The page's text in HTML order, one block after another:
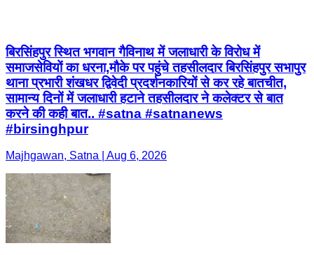
बिरसिंहपुर स्थित भगवान गैविनाथ में जलाधारी के विरोध में
समाजसेवियों का धरना,मौके पर पहुंचे तहसीलदार बिरसिंहपुर सभापुर
थाना प्रभारी शंखधर द्विवेदी प्रदर्शनकारियों से कर रहे बातचीत,
सामान्य दिनों में जलाधारी हटाने तहसीलदार ने कलेक्टर से बात
करने की कही बात.. #satna #satnanews
#birsinghpur
Majhgawan, Satna | Aug 6, 2026